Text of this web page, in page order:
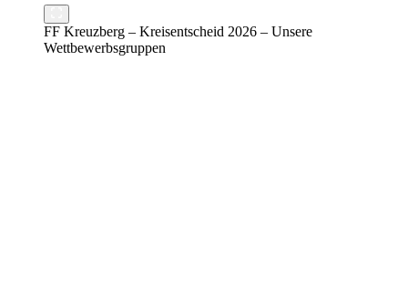
FF Kreuzberg – Kreisentscheid 2026 – Unsere
Wettbewerbsgruppen